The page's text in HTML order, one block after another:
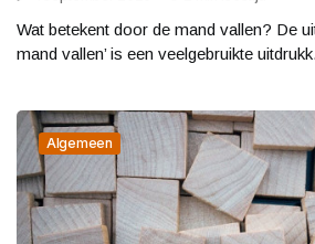
Wat betekent door de mand vallen? De
mand vallen’ is een veelgebruikte
Algemeen